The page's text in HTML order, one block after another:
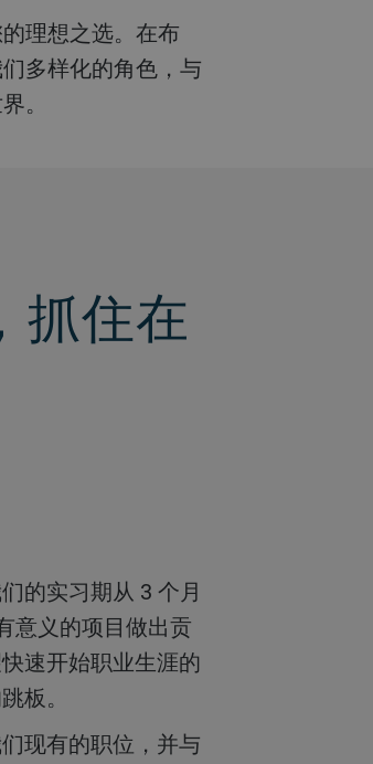
多样化的角色，与
。
抓住在
意义的项目做出贡
速开始职业生涯的
板。